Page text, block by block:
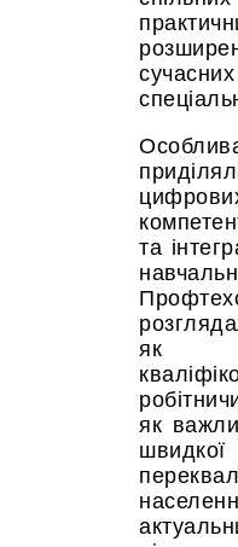
сучасних
та
як
як
швидкої